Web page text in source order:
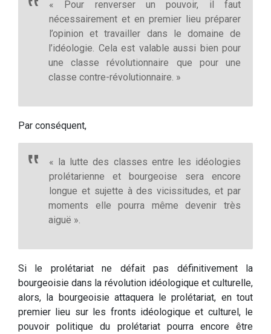
« Pour renverser un pouvoir, il faut
nécessairement et en premier lieu préparer
l’opinion et travailler dans le domaine de
l’idéologie. Cela est valable aussi bien pour
une classe révolutionnaire que pour une
classe contre-révolutionnaire. »
Par conséquent,
« la lutte des classes entre les idéologies
prolétarienne et bourgeoise sera encore
longue et sujette à des vicissitudes, et par
moments elle pourra même devenir très
aiguë ».
Si le prolétariat ne défait pas définitivement la
bourgeoisie dans la révolution idéologique et culturelle,
alors, la bourgeoisie attaquera le prolétariat, en tout
premier lieu sur les fronts idéologique et culturel, le
pouvoir politique du prolétariat pourra encore être